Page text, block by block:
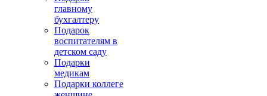
главному
бухгалтеру
Подарок
воспитателям в
детском саду
Подарки
медикам
Подарки коллеге